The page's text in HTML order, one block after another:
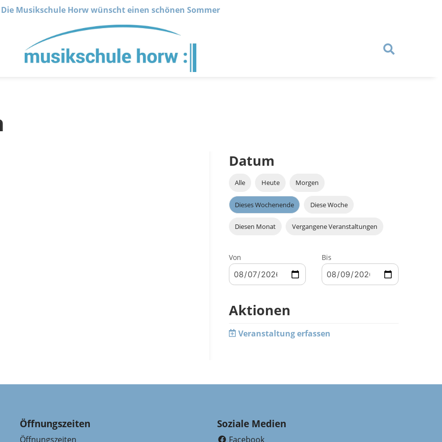
Die Musikschule Horw wünscht einen schönen Sommer
Datum
Alle Heute Morgen
Dieses Wochenende Diese Woche
Diesen Monat Vergangene Veranstaltungen
Von Bis
Aktionen
Veranstaltung erfassen
Öffnungszeiten
Öffnungszeiten
Soziale Medien
Facebook